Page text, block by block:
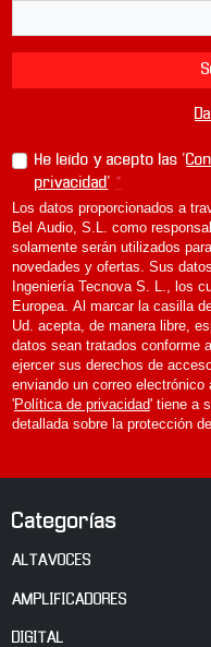
He leído y acepto las '
privacidad' *
Los datos proporcionados a
Bel Audio, S.L. como
solamente serán utilizados
novedades y ofertas. Sus
Ingeniería Tecnova S. L., los
Europea. Al marcar la casilla
Ud. acepta, de manera libre,
datos sean tratados conforme
ejercer sus derechos de
enviando un correo electrónico
'Política de privacidad' tiene a
detallada sobre la protección
Categorías
ALTAVOCES
AMPLIFICADORES
DIGITAL